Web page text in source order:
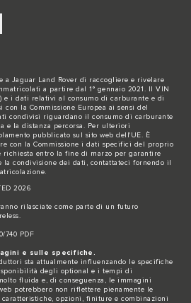
a Jaguar Land Rover di raccogliere e rivelare
a partire dal 1° gennaio 2021. Il VIN
e i dati relativi al consumo di carburante e di
con la Commissione Europea ai sensi del
condivisi riguardano il consumo di carburante
e la distanza percorsa. Per ulteriori
pubblicato sul sito web dell'UE . È
con la Commissione i dati specifici del proprio
entro la fine di marzo per garantire
la condivisione dei dati, contattateci fornendo il
2026
rilasciate come parte di un futuro
740 PDF
e sulle specifiche.
sta attualmente influenzando le specifiche
degli optional e i tempi di
fluida e, di conseguenza, le immagini
potrebbero non riflettere pienamente le
opzioni, finiture e combinazioni